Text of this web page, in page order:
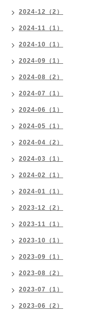
2024-12（2）
2024-11（1）
2024-10（1）
2024-09（1）
2024-08（2）
2024-07（1）
2024-06（1）
2024-05（1）
2024-04（2）
2024-03（1）
2024-02（1）
2024-01（1）
2023-12（2）
2023-11（1）
2023-10（1）
2023-09（1）
2023-08（2）
2023-07（1）
2023-06（2）